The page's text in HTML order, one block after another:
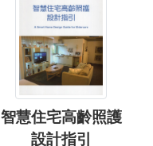
智慧住宅高齡照護
設計指引